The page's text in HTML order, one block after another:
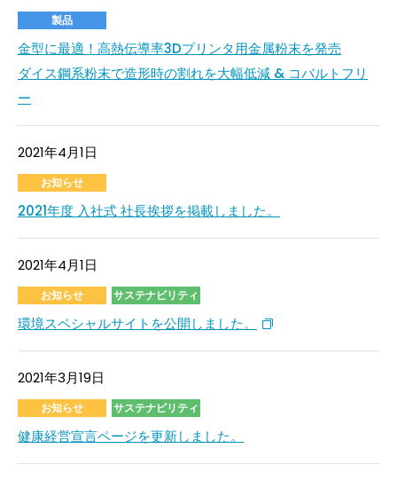
製品
金型に最適！高熱伝導率3Dプリンタ用金属粉末を発売
ダイス鋼系粉末で造形時の割れを大幅低減 & コバルトフリ
ー
2021年4月1日
お知らせ
2021年度 入社式 社長挨拶を掲載しました。
2021年4月1日
お知らせ サステナビリティ
環境スペシャルサイトを公開しました。
2021年3月19日
お知らせ サステナビリティ
健康経営宣言ページを更新しました。